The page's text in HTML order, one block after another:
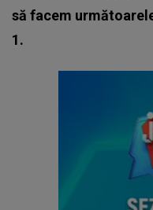
să facem
1.